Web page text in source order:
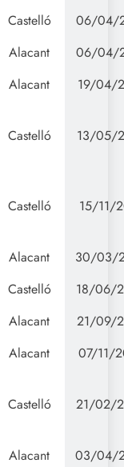
Castelló
06/04/
Alacant
06/04/
Alacant
19/04/
Castelló 13/05/
Castelló 15/11/
Alacant
30/03/
Castelló
18/06/
Alacant
21/09/
Alacant
07/11/
Castelló 21/02/
Alacant 03/04/